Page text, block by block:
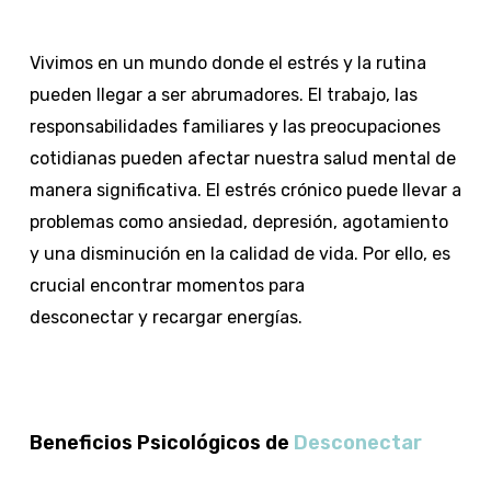
Vivimos en un mundo donde el estrés y la rutina
pueden llegar a ser abrumadores. El trabajo, las
responsabilidades familiares y las preocupaciones
cotidianas pueden afectar nuestra salud mental de
manera significativa. El estrés crónico puede llevar a
problemas como ansiedad, depresión, agotamiento
y una disminución en la calidad de vida. Por ello, es
crucial encontrar momentos para
desconectar y recargar energías.
Beneficios Psicológicos de Desconectar